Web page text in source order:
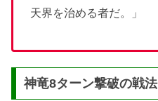
天界を治める者だ。」
神竜8ターン撃破の戦法